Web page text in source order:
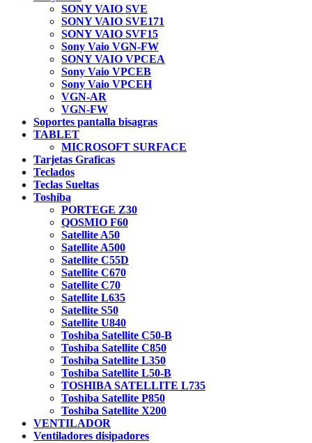
SONY VAIO SVE
SONY VAIO SVE171
SONY VAIO SVF15
Sony Vaio VGN-FW
SONY VAIO VPCEA
Sony Vaio VPCEB
Sony Vaio VPCEH
VGN-AR
VGN-FW
Soportes pantalla bisagras
TABLET
MICROSOFT SURFACE
Tarjetas Graficas
Teclados
Teclas Sueltas
Toshiba
PORTEGE Z30
QOSMIO F60
Satellite A50
Satellite A500
Satellite C55D
Satellite C670
Satellite C70
Satellite L635
Satellite S50
Satellite U840
Toshiba Satellite C50-B
Toshiba Satellite C850
Toshiba Satellite L350
Toshiba Satellite L50-B
TOSHIBA SATELLITE L735
Toshiba Satellite P850
Toshiba Satellite X200
VENTILADOR
Ventiladores disipadores